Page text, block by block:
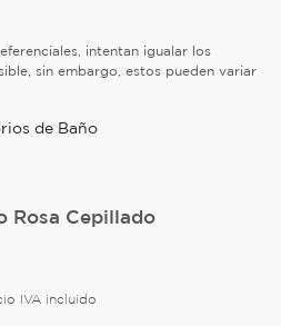
intentan igualar los
sin embargo, estos pueden variar
de Baño
Rosa Cepillado
IVA incluido